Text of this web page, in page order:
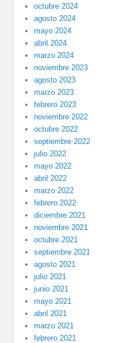
octubre 2024
agosto 2024
mayo 2024
abril 2024
marzo 2024
noviembre 2023
agosto 2023
marzo 2023
febrero 2023
noviembre 2022
octubre 2022
septiembre 2022
julio 2022
mayo 2022
abril 2022
marzo 2022
febrero 2022
diciembre 2021
noviembre 2021
octubre 2021
septiembre 2021
agosto 2021
julio 2021
junio 2021
mayo 2021
abril 2021
marzo 2021
febrero 2021